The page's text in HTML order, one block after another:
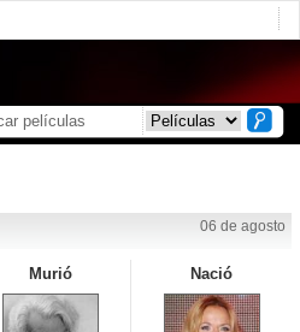
06 de agosto
Murió Nació